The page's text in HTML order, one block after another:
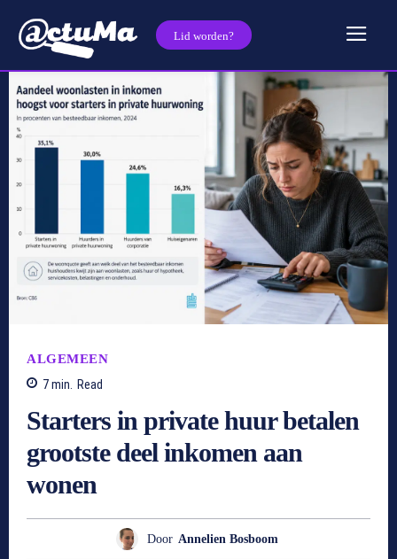
Lid worden?
ALGEMEEN
7min. Read
Starters in private huur betalen
grootste deel inkomen aan
wonen
Door Annelien Bosboom